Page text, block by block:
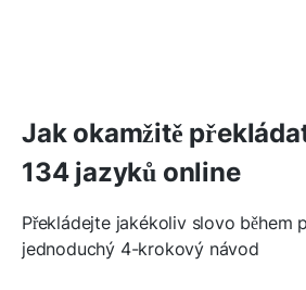
Jak okamžitě
134 jazyků online
Překládejte jakékoliv slovo během
jednoduchý 4-krokový návod